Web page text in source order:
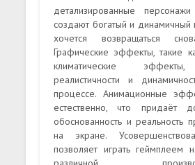
детализированные
создают богатый и динамичный
хочется возвращаться
Графические эффекты, такие
климатические
реалистичности и
процессе. Анимационные
естественно, что придаёт
обоснованность и реальность
на экране.
позволяет играть геймплеем